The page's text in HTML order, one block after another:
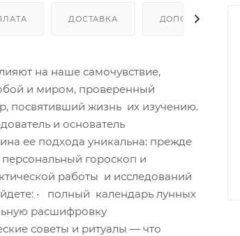
ДОСТАВКА ДОПОЛНИТЕЛЬНО
на наше самочувствие,
и миром, проверенный
посвятивший жизнь их изучению.
и основатель
ее подхода уникальна: прежде
гороскоп и
работы и исследований
• полный календарь лунных
расшифровку
советы и ритуалы — что